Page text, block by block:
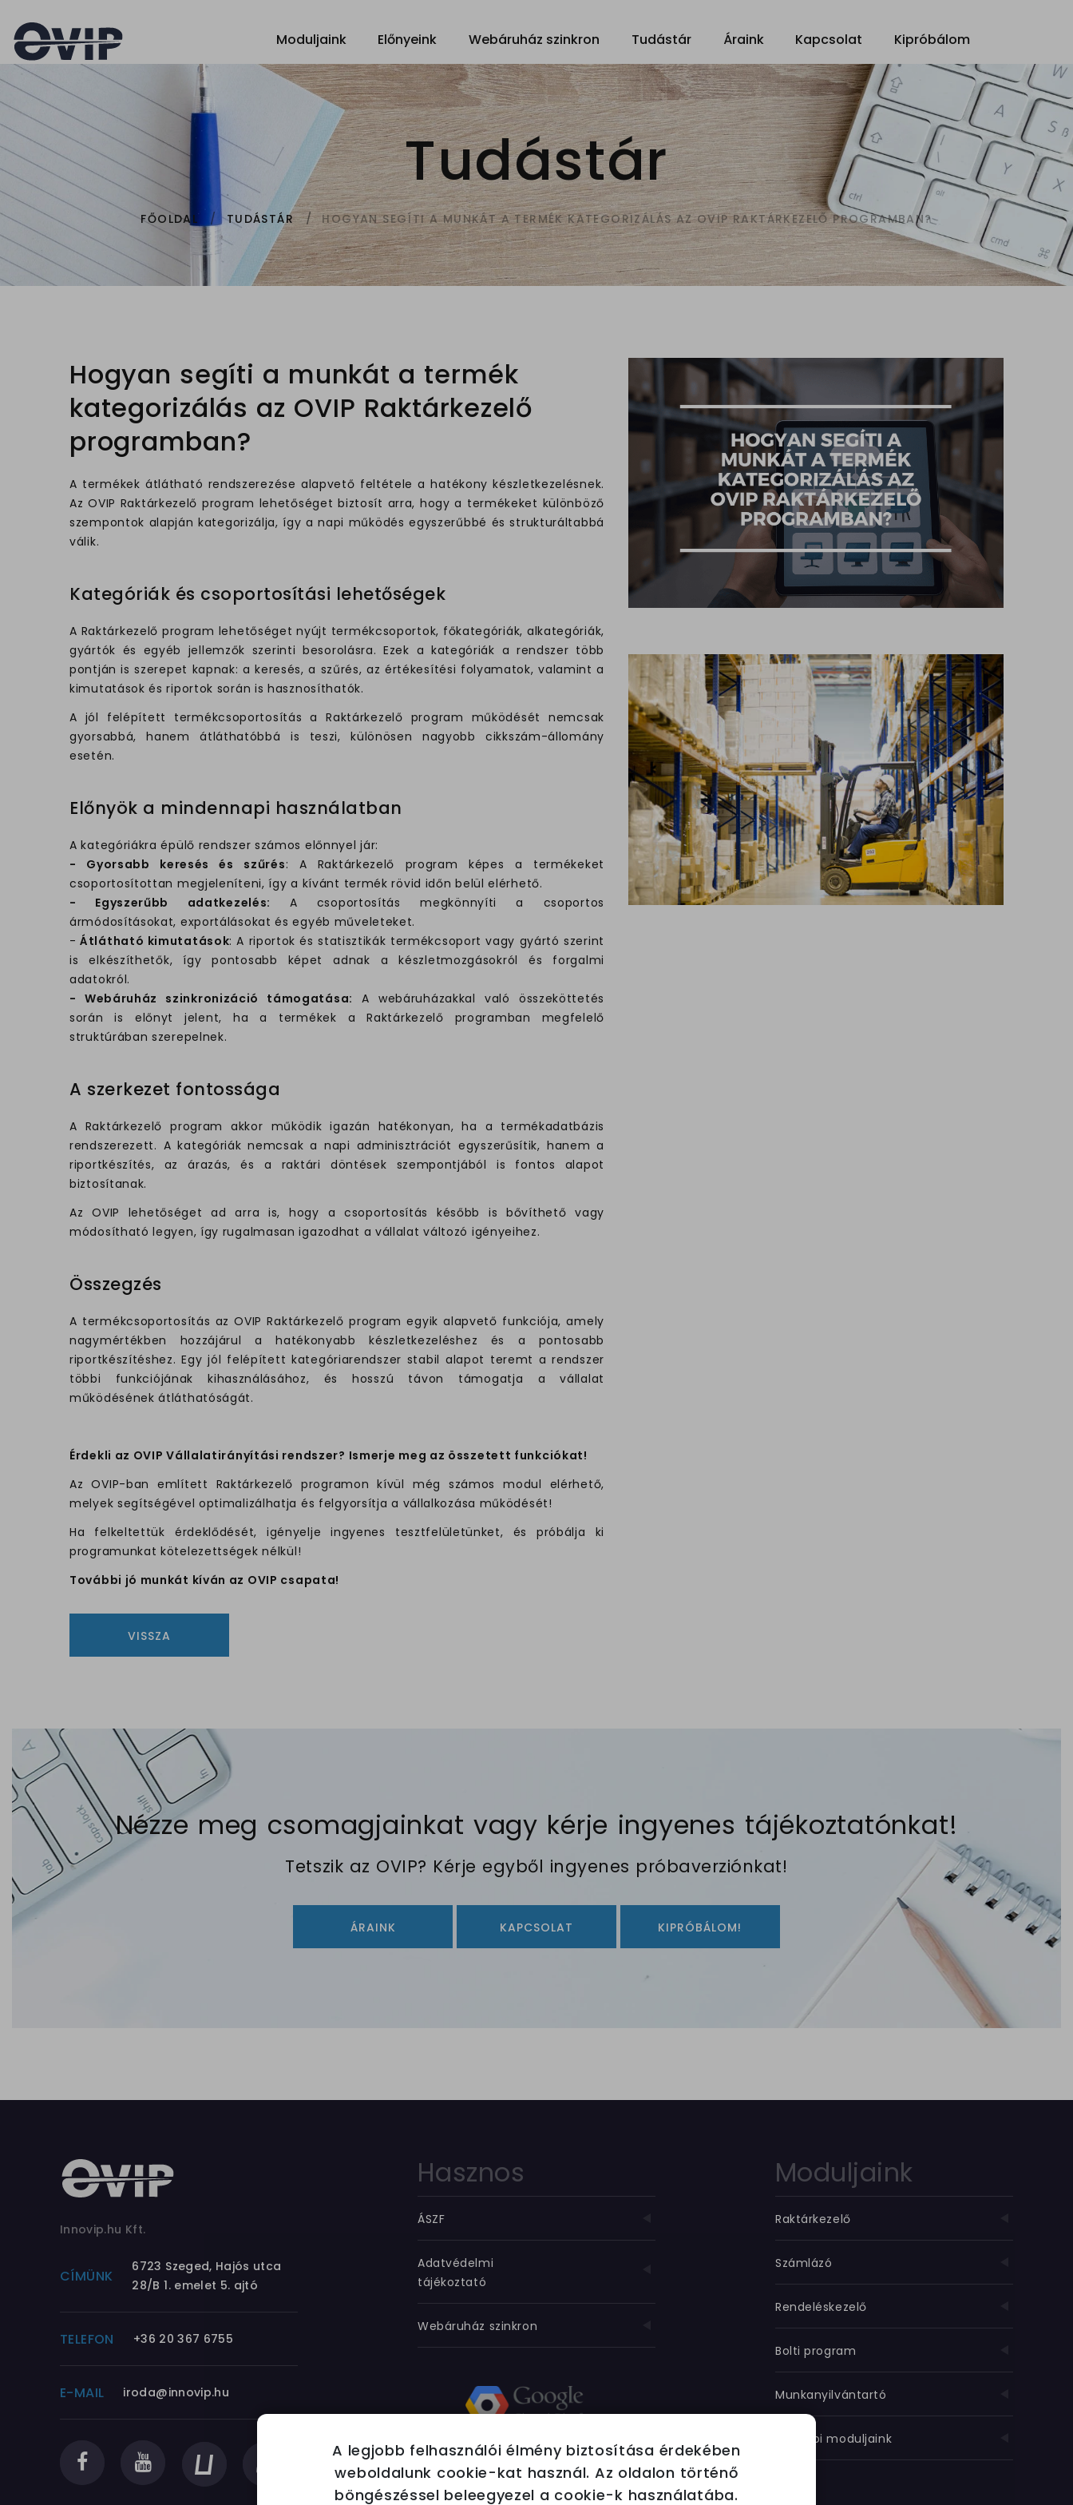
Moduljaink Előnyeink Webáruház szinkron Tudástár Áraink Kapcsolat Kipróbálom
Tudástár
FŐOLDAL TUDÁSTÁR HOGYAN SEGÍTI A MUNKÁT A TERMÉK KATEGORIZÁLÁS AZ OVIP RAKTÁRKEZELŐ PROGRAMBAN?
Hogyan segíti a munkát a termék
kategorizálás az OVIP Raktárkezelő
programban?
A termékek átlátható rendszerezése alapvető feltétele a hatékony készletkezelésnek.
Az OVIP Raktárkezelő program lehetőséget biztosít arra, hogy a termékeket különböző
szempontok alapján kategorizálja, így a napi működés egyszerűbbé és strukturáltabbá
válik.
Kategóriák és csoportosítási lehetőségek
A Raktárkezelő program lehetőséget nyújt termékcsoportok, főkategóriák, alkategóriák,
gyártók és egyéb jellemzők szerinti besorolásra. Ezek a kategóriák a rendszer több
pontján is szerepet kapnak: a keresés, a szűrés, az értékesítési folyamatok, valamint a
kimutatások és riportok során is hasznosíthatók.
A jól felépített termékcsoportosítás a Raktárkezelő program működését nemcsak
gyorsabbá, hanem átláthatóbbá is teszi, különösen nagyobb cikkszám-állomány
esetén.
Előnyök a mindennapi használatban
A kategóriákra épülő rendszer számos előnnyel jár:
- Gyorsabb keresés és szűrés: A Raktárkezelő program képes a termékeket
csoportosítottan megjeleníteni, így a kívánt termék rövid időn belül elérhető.
- Egyszerűbb adatkezelés: A csoportosítás megkönnyíti a csoportos
ármódosításokat, exportálásokat és egyéb műveleteket.
- Átlátható kimutatások: A riportok és statisztikák termékcsoport vagy gyártó szerint
is elkészíthetők, így pontosabb képet adnak a készletmozgásokról és forgalmi
adatokról.
- Webáruház szinkronizáció támogatása: A webáruházakkal való összeköttetés
során is előnyt jelent, ha a termékek a Raktárkezelő programban megfelelő
struktúrában szerepelnek.
A szerkezet fontossága
A Raktárkezelő program akkor működik igazán hatékonyan, ha a termékadatbázis
rendszerezett. A kategóriák nemcsak a napi adminisztrációt egyszerűsítik, hanem a
riportkészítés, az árazás, és a raktári döntések szempontjából is fontos alapot
biztosítanak.
Az OVIP lehetőséget ad arra is, hogy a csoportosítás később is bővíthető vagy
módosítható legyen, így rugalmasan igazodhat a vállalat változó igényeihez.
Összegzés
A termékcsoportosítás az OVIP Raktárkezelő program egyik alapvető funkciója, amely
nagymértékben hozzájárul a hatékonyabb készletkezeléshez és a pontosabb
riportkészítéshez. Egy jól felépített kategóriarendszer stabil alapot teremt a rendszer
többi funkciójának kihasználásához, és hosszú távon támogatja a vállalat
működésének átláthatóságát.
Érdekli az OVIP Vállalatirányítási rendszer? Ismerje meg az összetett funkciókat!
Az OVIP-ban említett Raktárkezelő programon kívül még számos modul elérhető,
melyek segítségével optimalizálhatja és felgyorsítja a vállalkozása működését!
Ha felkeltettük érdeklődését, igényelje ingyenes tesztfelületünket, és próbálja ki
programunkat kötelezettségek nélkül!
További jó munkát kíván az OVIP csapata!
VISSZA
Nézze meg csomagjainkat vagy kérje ingyenes tájékoztatónkat!
Tetszik az OVIP? Kérje egyből ingyenes próbaverziónkat!
ÁRAINK KAPCSOLAT KIPRÓBÁLOM!
Innovip.hu Kft.
CÍMÜNK
6723 Szeged, Hajós utca
28/B 1. emelet 5. ajtó
TELEFON +36 20 367 6755
E-MAIL iroda@innovip.hu
Hasznos
ÁSZF
Adatvédelmi
tájékoztató
Webáruház szinkron
Moduljaink
Raktárkezelő
Számlázó
Rendeléskezelő
Bolti program
Munkanyilvántartó
További moduljaink
A legjobb felhasználói élmény biztosítása érdekében
weboldalunk cookie-kat használ. Az oldalon történő
böngészéssel beleegyezel a cookie-k használatába.